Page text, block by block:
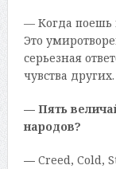
— Когда поешь
Это
серьезная
чувства других.
— Пять
народов?
— Creed, Cold,